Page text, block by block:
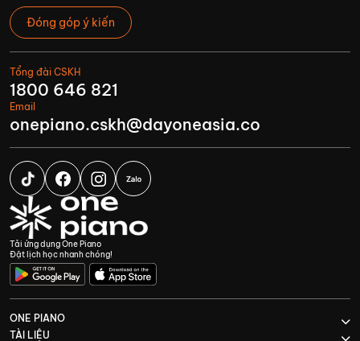
Đóng góp ý kiến
Tổng đài CSKH
1800 646 821
Email
onepiano.cskh@dayoneasia.co
Tải ứng dụng One Piano
Đặt lịch học nhanh chóng!
ONE PIANO
TÀI LIỆU